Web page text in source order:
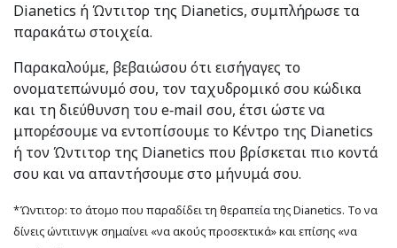
Dianetics ή Ώντιτορ της Dianetics, συμπλήρωσε τα
παρακάτω στοιχεία.
Παρακαλούμε, βεβαιώσου ότι εισήγαγες το
ονοματεπώνυμό σου, τον ταχυδρομικό σου κώδικα
και τη διεύθυνση του e‑mail σου, έτσι ώστε να
μπορέσουμε να εντοπίσουμε το Κέντρο της Dianetics
ή τον Ώντιτορ της Dianetics που βρίσκεται πιο κοντά
σου και να απαντήσουμε στο μήνυμά σου.
*Ώντιτορ: το άτομο που παραδίδει τη θεραπεία της Dianetics. Το να
δίνεις ώντιτινγκ σημαίνει «να ακούς προσεκτικά» και επίσης «να